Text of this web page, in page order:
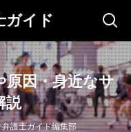
ガイド
原因・身近なサ
説
護士ガイド編集部